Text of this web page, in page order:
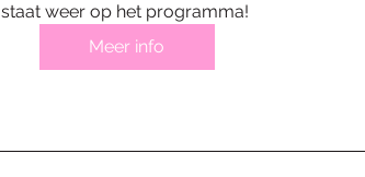
staat weer op het programma!
Meer info